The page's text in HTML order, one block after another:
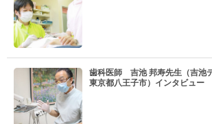
歯科医師 吉池 邦寿先生（吉池
東京都八王子市）インタビュー